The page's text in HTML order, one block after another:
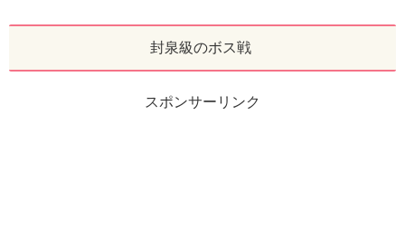
封泉級のボス戦
スポンサーリンク